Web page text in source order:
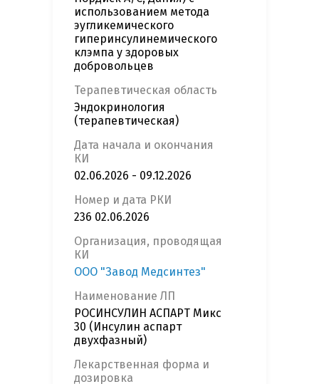
использованием метода
эугликемического
гиперинсулинемического
клэмпа у здоровых
добровольцев
Терапевтическая область
Эндокринология
(терапевтическая)
Дата начала и окончания
КИ
02.06.2026 - 09.12.2026
Номер и дата РКИ
236 02.06.2026
Организация, проводящая
КИ
ООО "Завод Медсинтез"
Наименование ЛП
РОСИНСУЛИН АСПАРТ Микс
30 (Инсулин аспарт
двухфазный)
Лекарственная форма и
дозировка